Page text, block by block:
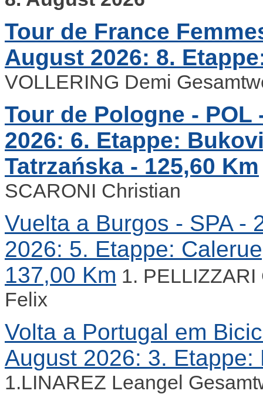
Tour de France
August 2026: 8.
VOLLERING Demi
Tour de Pologne - POL
2026: 6. Etappe:
Tatrzańska - 125,60 Km
SCARONI Christian
Vuelta a Burgos - SPA -
2026: 5. Etappe:
137,00 Km 1.
Felix
Volta a Portugal em
August 2026: 3.
1.LINAREZ Leangel